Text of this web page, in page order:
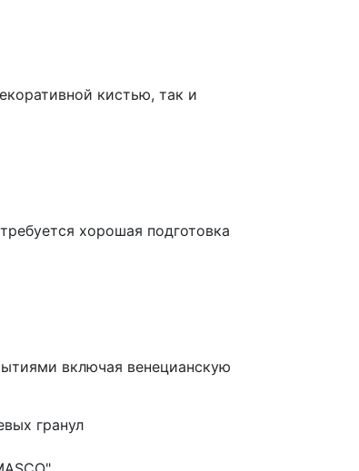
кистью, так и
хорошая подготовка
включая венецианскую
гранул